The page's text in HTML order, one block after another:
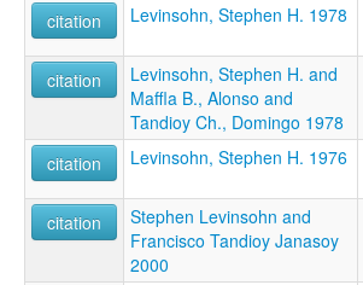
citation Levinsohn, Stephen H. 1978
citation
Levinsohn, Stephen H. and
Maffla B., Alonso and
Tandioy Ch., Domingo 1978
citation Levinsohn, Stephen H. 1976
citation
Stephen Levinsohn and
Francisco Tandioy Janasoy
2000